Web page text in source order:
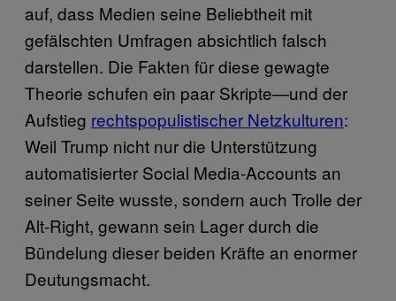
auf, dass Medien seine Beliebtheit mit
gefälschten Umfragen absichtlich falsch
darstellen. Die Fakten für diese gewagte
Theorie schufen ein paar Skripte—und der
Aufstieg rechtspopulistischer Netzkulturen:
Weil Trump nicht nur die Unterstützung
automatisierter Social Media-Accounts an
seiner Seite wusste, sondern auch Trolle der
Alt-Right, gewann sein Lager durch die
Bündelung dieser beiden Kräfte an enormer
Deutungsmacht.